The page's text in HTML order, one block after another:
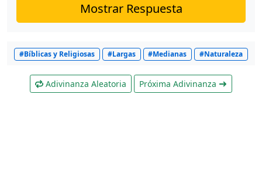
Mostrar Respuesta
#Bíblicas y Religiosas #Largas #Medianas #Naturaleza
Adivinanza Aleatoria Próxima Adivinanza